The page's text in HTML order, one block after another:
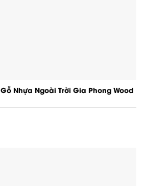
Nhựa Ngoài Trời Gia Phong Wood